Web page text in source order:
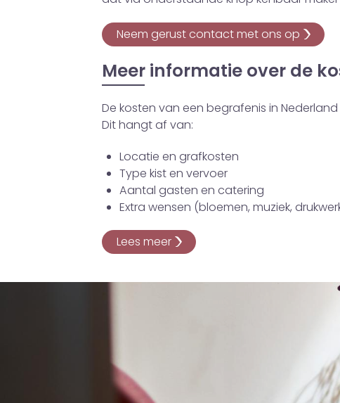
Neem gerust contact met ons op
Meer informatie over de
De kosten van een begrafenis in
Dit hangt af van:
Locatie en grafkosten
Type kist en vervoer
Aantal gasten en catering
Extra wensen (bloemen, muziek,
Lees meer